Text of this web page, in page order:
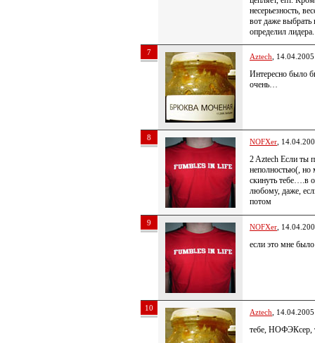
несерьезность,
вот даже
определил лидера.
7 Aztech ,
Интересно было
очень…
8 NOFXer ,
2 Aztech Если ты
неполностью(, но
скинуть тебе….в
любому, даже,
потом
9 NOFXer ,
если это мне
10 Aztech ,
тебе, НОФЭКсер,